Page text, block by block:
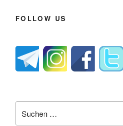
FOLLOW US
nach: